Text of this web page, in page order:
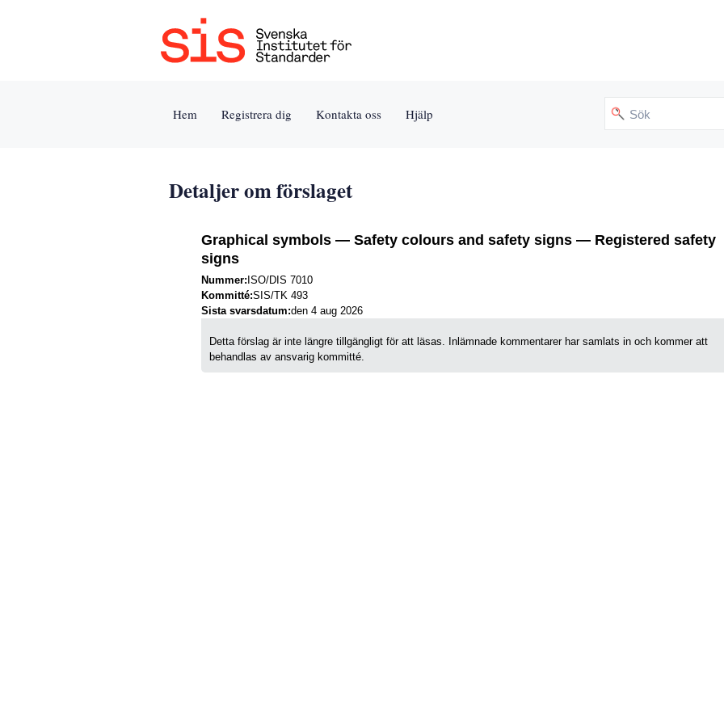
Hem Registrera dig Kontakta oss Hjälp
Detaljer om förslaget
Graphical symbols — Safety colours and safety signs — Registered safety
signs
Nummer: ISO/DIS 7010
Kommitté:SIS/TK 493
Sista svarsdatum:den 4 aug 2026
Detta förslag är inte längre tillgängligt för att läsas. Inlämnade kommentarer har samlats in och kommer att
behandlas av ansvarig kommitté.